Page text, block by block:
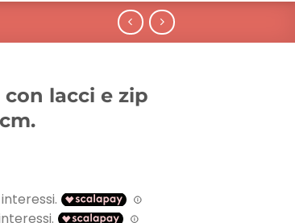
lacci e zip
prezzo
attuale